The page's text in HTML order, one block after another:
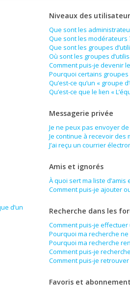
d’un
Niveaux des
Que sont les
Que sont les modérateurs
Que sont les groupes
Où sont les groupes
Comment puis-je devenir
Pourquoi certains
Qu’est-ce qu’un « groupe
Qu’est-ce que le lien «
Messagerie privée
Je ne peux pas envoyer
Je continue à recevoir des
J’ai reçu un courrier
Amis et ignorés
À quoi sert ma liste d’amis
Comment puis-je ajouter
Recherche dans les
Comment puis-je
Pourquoi ma recherche
Pourquoi ma recherche
Comment puis-je
Comment puis-je
Favoris et